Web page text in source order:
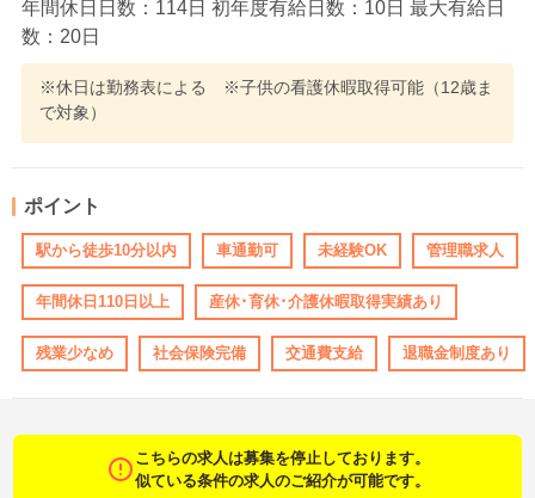
年間休日日数：114日 初年度有給日数：10日 最大有給日
数：20日
※休日は勤務表による ※子供の看護休暇取得可能（12歳ま
で対象）
ポイント
駅から徒歩10分以内 車通勤可 未経験OK 管理職求人
年間休日110日以上 産休･育休･介護休暇取得実績あり
残業少なめ 社会保険完備 交通費支給 退職金制度あり
こちらの求人は募集を停止しております。
似ている条件の求人のご紹介が可能です。